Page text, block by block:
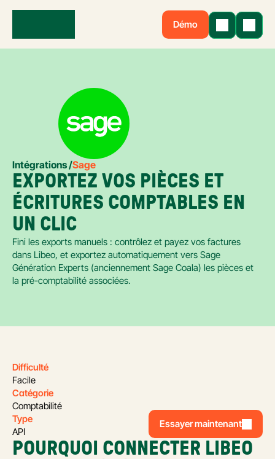
Démo
Intégrations /Sage
EXPORTEZ VOS PIÈCES ET
ÉCRITURES COMPTABLES EN
UN CLIC
Fini les exports manuels : contrôlez et payez vos factures
dans Libeo, et exportez automatiquement vers Sage
Génération Experts (anciennement Sage Coala) les pièces et
la pré-comptabilité associées.
POURQUOI CONNECTER LIBEO
Difficulté
Facile
Catégorie
Comptabilité
Type
API
Essayer maintenant